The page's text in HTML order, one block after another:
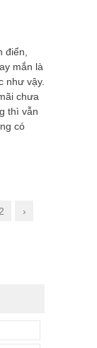
điển,
mắn là
như vậy.
chưa
thì vẫn
có
›